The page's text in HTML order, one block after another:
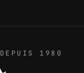
DEPUIS 1980